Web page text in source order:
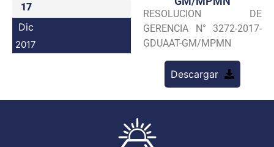
Programas
17
Dic
2017
RESOLUCION DE
GERENCIA N° 3272-2017-
GDUAAT-GM/MPMN
Descargar